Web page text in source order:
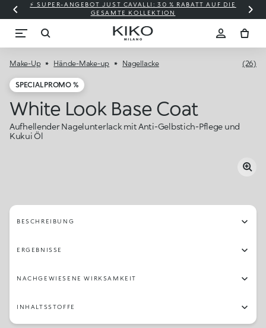
⚡ SUPER-ANGEBOT JUST CAVALLI: 30 % RABATT AUF DIE
GESAMTE KOLLEKTION
Make-Up Hände-Make-up Nagellacke (26)
SPECIAL PROMO %
White Look Base Coat
Aufhellender Nagelunterlack mit Anti-Gelbstich-Pflege und
Kukui Öl
BESCHREIBUNG
ERGEBNISSE
NACHGEWIESENE WIRKSAMKEIT
INHALTSSTOFFE